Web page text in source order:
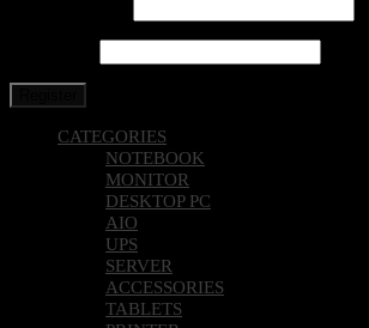
CATEGORIES
NOTEBOOK
MONITOR
DESKTOP PC
AIO
UPS
SERVER
ACCESSORIES
TABLETS